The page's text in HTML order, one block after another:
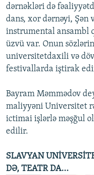
dərnəkləri də
dans, xor dərnəyi, Şən
instrumental ansambl
üzvü var. Onun
universitetdaxili və
festivallarda iştirak
Bayram Məmmədov
maliyyəni Universitet
ictimai işlərlə məşğul
edilir.
SLAVYAN
DƏ, TEATR DA...